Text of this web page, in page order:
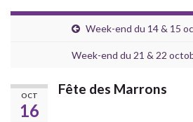
Week-end du 14 & 15
Week-end du 21 & 22
OCT
16
Fête des Marrons